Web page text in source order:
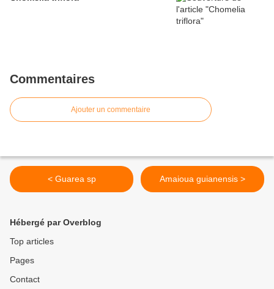
Commentaires
Ajouter un commentaire
< Guarea sp Amaioua guianensis >
Hébergé par Overblog
Top articles
Pages
Contact